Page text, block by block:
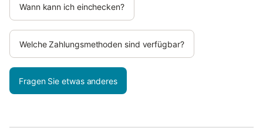
Wann kann ich einchecken?
Welche Zahlungsmethoden sind verfügbar?
Fragen Sie etwas anderes